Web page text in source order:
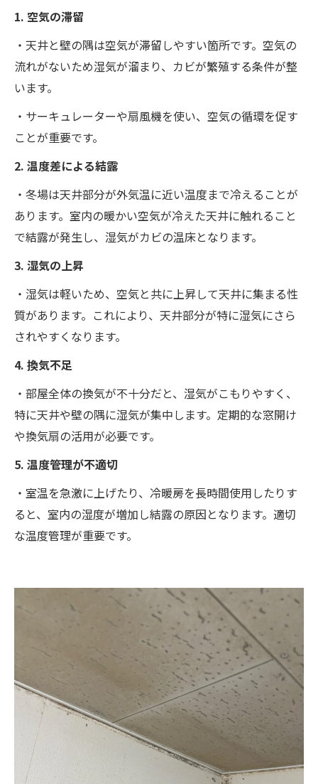
1. 空気の滞留
・天井と壁の隅は空気が滞留しやすい箇所です。空気の
流れがないため湿気が溜まり、カビが繁殖する条件が整
います。
・サーキュレーターや扇風機を使い、空気の循環を促す
ことが重要です。
2. 温度差による結露
・冬場は天井部分が外気温に近い温度まで冷えることが
あります。室内の暖かい空気が冷えた天井に触れること
で結露が発生し、湿気がカビの温床となります。
3. 湿気の上昇
・湿気は軽いため、空気と共に上昇して天井に集まる性
質があります。これにより、天井部分が特に湿気にさら
されやすくなります。
4. 換気不足
・部屋全体の換気が不十分だと、湿気がこもりやすく、
特に天井や壁の隅に湿気が集中します。定期的な窓開け
や換気扇の活用が必要です。
5. 温度管理が不適切
・室温を急激に上げたり、冷暖房を長時間使用したりす
ると、室内の湿度が増加し結露の原因となります。適切
な温度管理が重要です。